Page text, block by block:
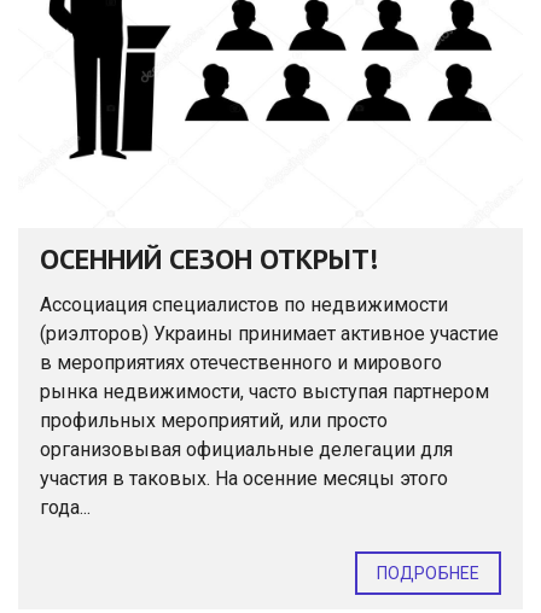
ОСЕННИЙ СЕЗОН ОТКРЫТ!
Ассоциация специалистов по недвижимости
(риэлторов) Украины принимает активное участие
в мероприятиях отечественного и мирового
рынка недвижимости, часто выступая партнером
профильных мероприятий, или просто
организовывая официальные делегации для
участия в таковых. На осенние месяцы этого
года...
ПОДРОБНЕЕ